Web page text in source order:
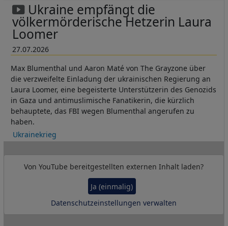
27.07.2026
Ukraine empfängt die
völkermörderische Hetzerin Laura
Loomer
Max Blumenthal und Aaron Maté von The Grayzone über
die verzweifelte Einladung der ukrainischen Regierung an
Laura Loomer, eine begeisterte Unterstützerin des Genozids
in Gaza und antimuslimische Fanatikerin, die kürzlich
behauptete, das FBI wegen Blumenthal angerufen zu
haben.
Ukrainekrieg
Von YouTube bereitgestellten externen Inhalt laden?
Ja (einmalig)
Datenschutzeinstellungen verwalten